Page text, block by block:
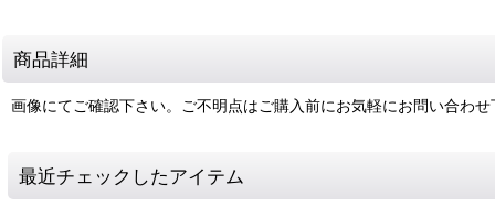
商品詳細
画像にてご確認下さい。ご不明点はご購入前にお気軽にお問い合わせ
最近チェックしたアイテム